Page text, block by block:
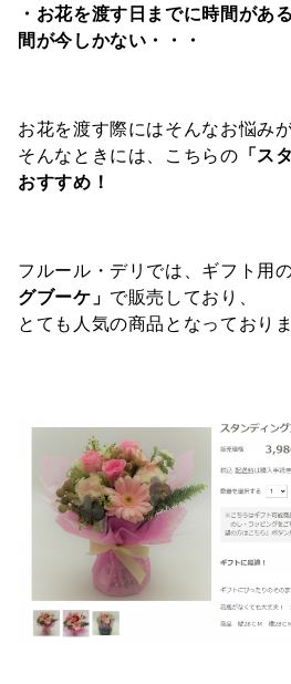
・お花を渡す日までに時間があ
間が今しかない・・・
お花を渡す際にはそんなお悩み
そんなときには、こちらの 「ス
おすすめ！
フルール・デリでは、ギフト用
グブーケ」 で販売しており、
とても人気の商品となっておりま